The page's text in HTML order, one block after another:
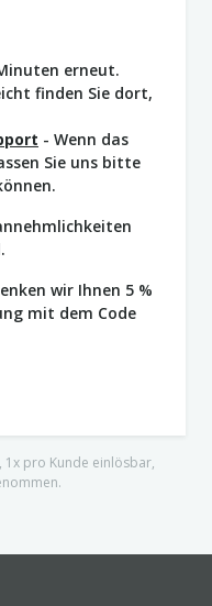
erneut.
finden Sie dort,
- Wenn das
Sie uns bitte
wir Ihnen 5 %
mit dem Code
pro Kunde einlösbar,